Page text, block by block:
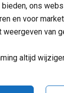
ons
en voor
weergeven van
altijd